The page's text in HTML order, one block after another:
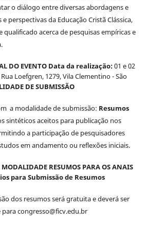
o diálogo entre diversas abordagens e
perspectivas da Educação Cristã Clássica,
acerca de pesquisas empíricas e
DO EVENTO Data da realização:01 e 02
Rua Loefgren, 1279, Vila Clementino - São
DE SUBMISSÃO
a modalidade de submissão: Resumos
sintéticos aceitos para publicação nos
a participação de pesquisadores
em andamento ou reflexões iniciais.
RESUMOS PARA OS ANAIS
para Submissão de Resumos
dos resumos será gratuita e deverá ser
congresso@ficv.edu.br